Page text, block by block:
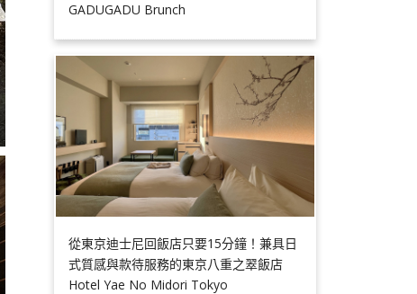
GADUGADU Brunch
從東京迪士尼回飯店只要15分鐘！兼具日
式質感與款待服務的東京八重之翠飯店
Hotel Yae No Midori Tokyo